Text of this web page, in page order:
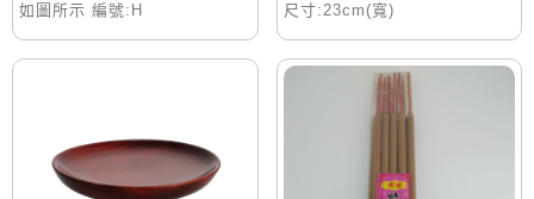
如圖所示 編號:H
尺寸:23cm(寬)